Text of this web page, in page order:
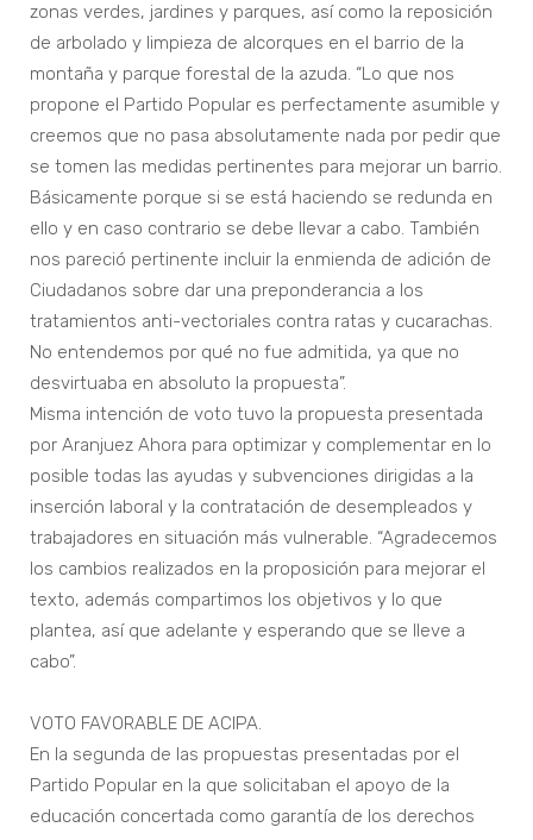
zonas verdes, jardines y parques, así como la reposición
de arbolado y limpieza de alcorques en el barrio de la
montaña y parque forestal de la azuda. “Lo que nos
propone el Partido Popular es perfectamente asumible y
creemos que no pasa absolutamente nada por pedir que
se tomen las medidas pertinentes para mejorar un barrio.
Básicamente porque si se está haciendo se redunda en
ello y en caso contrario se debe llevar a cabo. También
nos pareció pertinente incluir la enmienda de adición de
Ciudadanos sobre dar una preponderancia a los
tratamientos anti-vectoriales contra ratas y cucarachas.
No entendemos por qué no fue admitida, ya que no
desvirtuaba en absoluto la propuesta”.
Misma intención de voto tuvo la propuesta presentada
por Aranjuez Ahora para optimizar y complementar en lo
posible todas las ayudas y subvenciones dirigidas a la
inserción laboral y la contratación de desempleados y
trabajadores en situación más vulnerable. “Agradecemos
los cambios realizados en la proposición para mejorar el
texto, además compartimos los objetivos y lo que
plantea, así que adelante y esperando que se lleve a
cabo”.
VOTO FAVORABLE DE ACIPA.
En la segunda de las propuestas presentadas por el
Partido Popular en la que solicitaban el apoyo de la
educación concertada como garantía de los derechos